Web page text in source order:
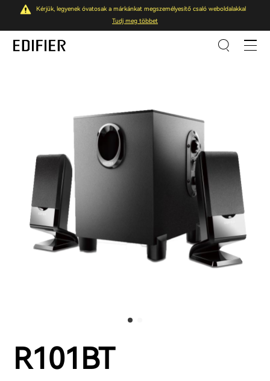
Kérjük, legyenek óvatosak a márkánkat megszemélyesítő csaló weboldalakkal
Tudj meg többet
R101BT